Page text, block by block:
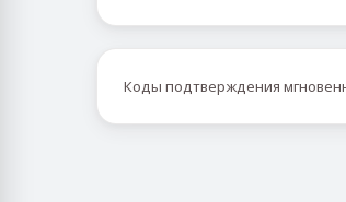
Коды подтверждения